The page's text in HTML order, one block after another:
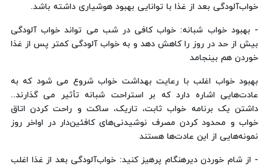
خواب‌آلودگی بعد از غذا با توانایی بهبود هوشیاری داشته باشد.
- بهبود خواب شبانه: خواب کافی در شب می تواند خواب آلودگی
بیش از حد در روز را کاهش دهد و به خواب آلودگی کمتر پس از غذا
خوردن هم بینجامد
بهبود خواب اغلب با رعایت بهداشت خواب شروع می شود که به
عادت‌هایی اشاره دارد که بر استراحت شبانه تأثیر می گذارند..
داشتن یک برنامه خواب ثابت، تاریک، ساکت و راحت کردن اتاق
خواب و محدود کردن مصرف نوشیدنی‌های کافئین‌دار در اواخر روز
نمونه‌هایی از این عادت‌ها هستند
- از شام خوردن دیرهنگام پرهیز کنید: خواب‌آلودگی بعد از غذا اغلب